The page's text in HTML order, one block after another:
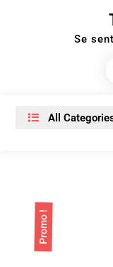
Se
All
Promo !